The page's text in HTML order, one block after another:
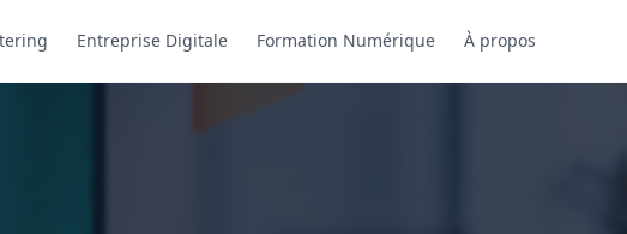
Entreprise Digitale Formation Numérique À propos